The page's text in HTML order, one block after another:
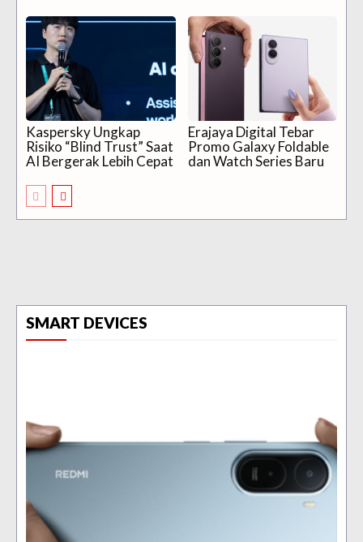
Kaspersky Ungkap
Risiko “Blind Trust” Saat
AI Bergerak Lebih Cepat
Erajaya Digital Tebar
Promo Galaxy Foldable
dan Watch Series Baru
SMART DEVICES